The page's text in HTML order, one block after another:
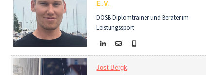
E.V.
DOSB Diplomtrainer und Berater im
Leistungssport
Jost Bergk